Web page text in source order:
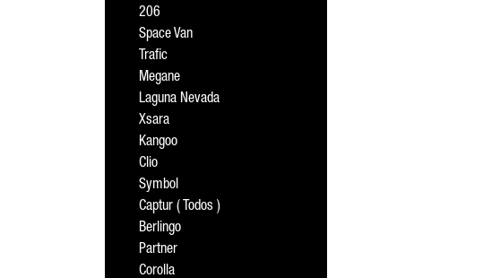
206
Space Van
Trafic
Megane
Laguna Nevada
Xsara
Kangoo
Clio
Symbol
Captur ( Todos )
Berlingo
Partner
Corolla